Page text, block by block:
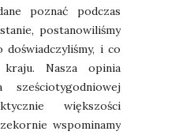
poznać podczas
postanowiliśmy
i co
Nasza opinia
większości
wspominamy